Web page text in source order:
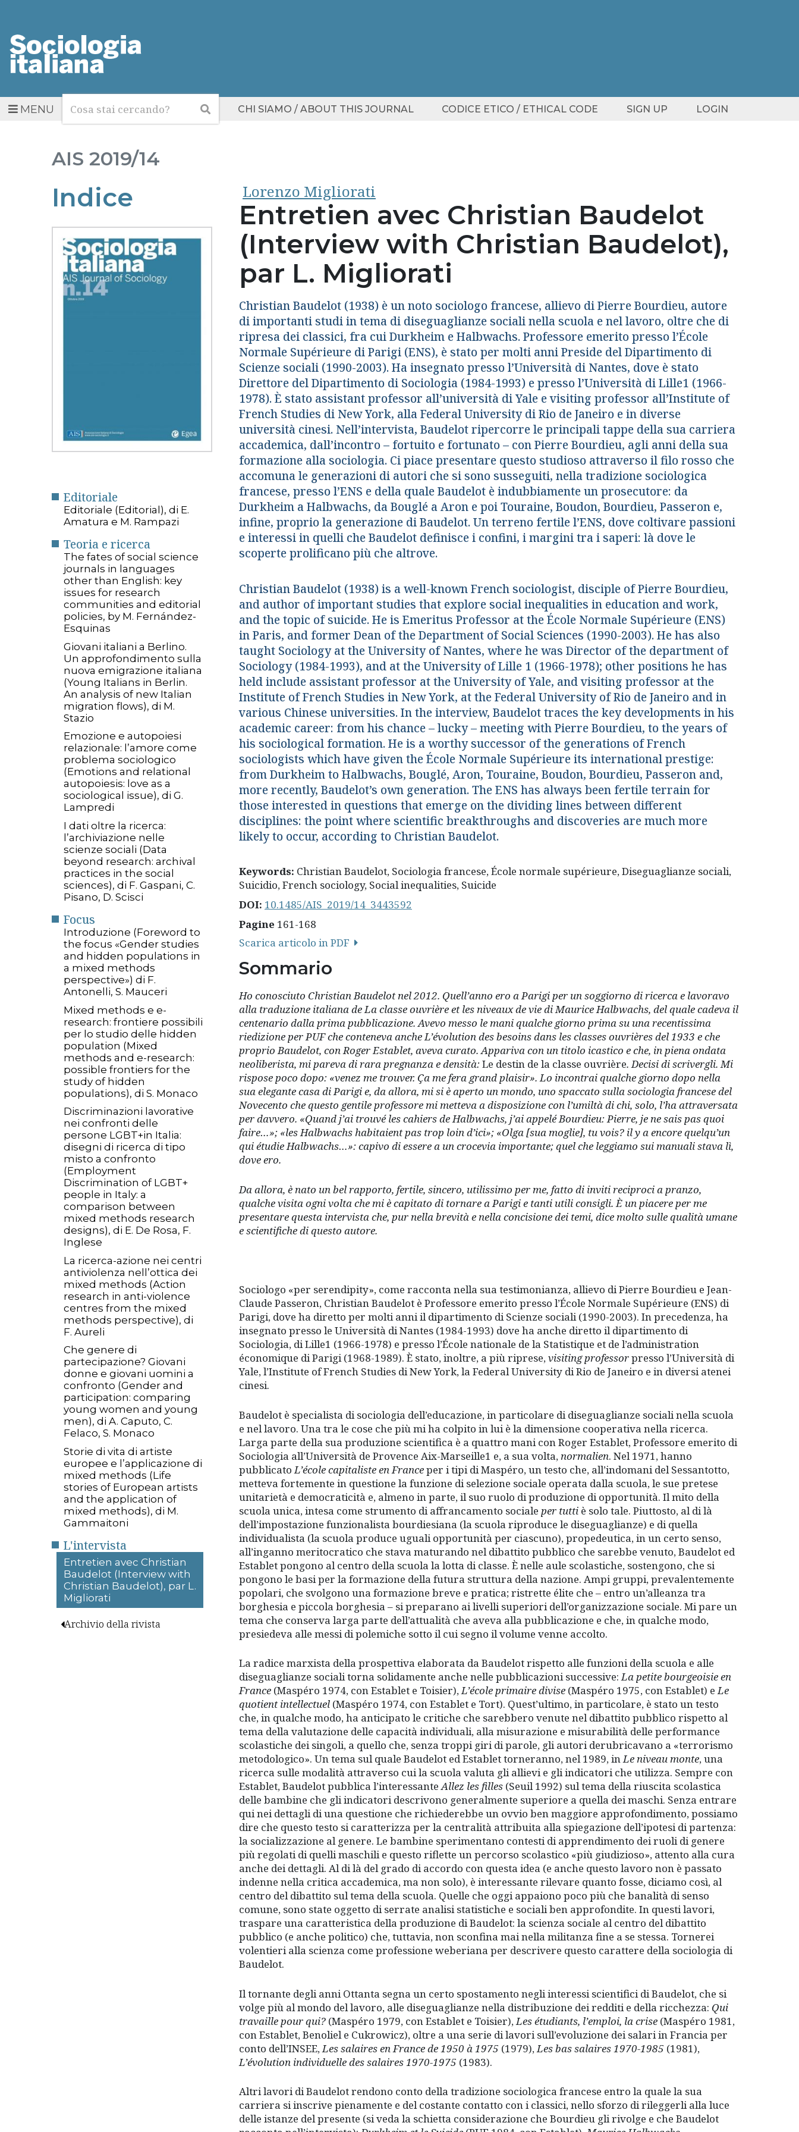
MENUCerca Cerca CHI SIAMO / ABOUT THIS JOURNAL CODICE ETICO / ETHICAL CODE SIGN UP LOGIN
AIS 2019/14
Indice
Editoriale
Editoriale (Editorial), di E.
Amatura e M. Rampazi
Teoria e ricerca
The fates of social science
journals in languages
other than English: key
issues for research
communities and editorial
policies, by M. Fernández-
Esquinas
Giovani italiani a Berlino.
Un approfondimento sulla
nuova emigrazione italiana
(Young Italians in Berlin.
An analysis of new Italian
migration flows), di M.
Stazio
Emozione e autopoiesi
relazionale: l’amore come
problema sociologico
(Emotions and relational
autopoiesis: love as a
sociological issue), di G.
Lampredi
I dati oltre la ricerca:
l’archiviazione nelle
scienze sociali (Data
beyond research: archival
practices in the social
sciences), di F. Gaspani, C.
Pisano, D. Scisci
Focus
Introduzione (Foreword to
the focus «Gender studies
and hidden populations in
a mixed methods
perspective») di F.
Antonelli, S. Mauceri
Mixed methods e e-
research: frontiere possibili
per lo studio delle hidden
population (Mixed
methods and e-research:
possible frontiers for the
study of hidden
populations), di S. Monaco
Discriminazioni lavorative
nei confronti delle
persone LGBT+in Italia:
disegni di ricerca di tipo
misto a confronto
(Employment
Discrimination of LGBT+
people in Italy: a
comparison between
mixed methods research
designs), di E. De Rosa, F.
Inglese
La ricerca-azione nei centri
antiviolenza nell’ottica dei
mixed methods (Action
research in anti-violence
centres from the mixed
methods perspective), di
F. Aureli
Che genere di
partecipazione? Giovani
donne e giovani uomini a
confronto (Gender and
participation: comparing
young women and young
men), di A. Caputo, C.
Felaco, S. Monaco
Storie di vita di artiste
europee e l’applicazione di
mixed methods (Life
stories of European artists
and the application of
mixed methods), di M.
Gammaitoni
L'intervista
Entretien avec Christian
Baudelot (Interview with
Christian Baudelot), par L.
Migliorati
Archivio della rivista
Lorenzo Migliorati
Entretien avec Christian Baudelot
(Interview with Christian Baudelot),
par L. Migliorati
Christian Baudelot (1938) è un noto sociologo francese, allievo di Pierre Bourdieu, autore
di importanti studi in tema di diseguaglianze sociali nella scuola e nel lavoro, oltre che di
ripresa dei classici, fra cui Durkheim e Halbwachs. Professore emerito presso l’École
Normale Supérieure di Parigi (ENS), è stato per molti anni Preside del Dipartimento di
Scienze sociali (1990-2003). Ha insegnato presso l’Università di Nantes, dove è stato
Direttore del Dipartimento di Sociologia (1984-1993) e presso l’Università di Lille1 (1966-
1978). È stato assistant professor all’università di Yale e visiting professor all’Institute of
French Studies di New York, alla Federal University di Rio de Janeiro e in diverse
università cinesi. Nell’intervista, Baudelot ripercorre le principali tappe della sua carriera
accademica, dall’incontro – fortuito e fortunato – con Pierre Bourdieu, agli anni della sua
formazione alla sociologia. Ci piace presentare questo studioso attraverso il filo rosso che
accomuna le generazioni di autori che si sono susseguiti, nella tradizione sociologica
francese, presso l’ENS e della quale Baudelot è indubbiamente un prosecutore: da
Durkheim a Halbwachs, da Bouglé a Aron e poi Touraine, Boudon, Bourdieu, Passeron e,
infine, proprio la generazione di Baudelot. Un terreno fertile l’ENS, dove coltivare passioni
e interessi in quelli che Baudelot definisce i confini, i margini tra i saperi: là dove le
scoperte prolificano più che altrove.
Christian Baudelot (1938) is a well-known French sociologist, disciple of Pierre Bourdieu,
and author of important studies that explore social inequalities in education and work,
and the topic of suicide. He is Emeritus Professor at the École Normale Supérieure (ENS)
in Paris, and former Dean of the Department of Social Sciences (1990-2003). He has also
taught Sociology at the University of Nantes, where he was Director of the department of
Sociology (1984-1993), and at the University of Lille 1 (1966-1978); other positions he has
held include assistant professor at the University of Yale, and visiting professor at the
Institute of French Studies in New York, at the Federal University of Rio de Janeiro and in
various Chinese universities. In the interview, Baudelot traces the key developments in his
academic career: from his chance – lucky – meeting with Pierre Bourdieu, to the years of
his sociological formation. He is a worthy successor of the generations of French
sociologists which have given the École Normale Supérieure its international prestige:
from Durkheim to Halbwachs, Bouglé, Aron, Touraine, Boudon, Bourdieu, Passeron and,
more recently, Baudelot’s own generation. The ENS has always been fertile terrain for
those interested in questions that emerge on the dividing lines between different
disciplines: the point where scientific breakthroughs and discoveries are much more
likely to occur, according to Christian Baudelot.
Keywords: Christian Baudelot, Sociologia francese, École normale supérieure, Diseguaglianze sociali,
Suicidio, French sociology, Social inequalities, Suicide
DOI: 10.1485/AIS_2019/14_3443592
Pagine 161-168
Scarica articolo in PDF
Sommario
Ho conosciuto Christian Baudelot nel 2012. Quell’anno ero a Parigi per un soggiorno di ricerca e lavoravo
alla traduzione italiana de La classe ouvrière et les niveaux de vie di Maurice Halbwachs, del quale cadeva il
centenario dalla prima pubblicazione. Avevo messo le mani qualche giorno prima su una recentissima
riedizione per PUF che conteneva anche L’évolution des besoins dans les classes ouvrières del 1933 e che
proprio Baudelot, con Roger Establet, aveva curato. Appariva con un titolo icastico e che, in piena ondata
neoliberista, mi pareva di rara pregnanza e densità:Le destin de la classe ouvrière. Decisi di scrivergli. Mi
rispose poco dopo: «venez me trouver. Ça me fera grand plaisir». Lo incontrai qualche giorno dopo nella
sua elegante casa di Parigi e, da allora, mi si è aperto un mondo, uno spaccato sulla sociologia francese del
Novecento che questo gentile professore mi metteva a disposizione con l’umiltà di chi, solo, l’ha attraversata
per davvero. «Quand j’ai trouvé les cahiers de Halbwachs, j’ai appelé Bourdieu: Pierre, je ne sais pas quoi
faire…»; «les Halbwachs habitaient pas trop loin d’ici»; «Olga [sua moglie], tu vois? il y a encore quelqu’un
qui étudie Halbwachs…»: capivo di essere a un crocevia importante; quel che leggiamo sui manuali stava lì,
dove ero.
Da allora, è nato un bel rapporto, fertile, sincero, utilissimo per me, fatto di inviti reciproci a pranzo,
qualche visita ogni volta che mi è capitato di tornare a Parigi e tanti utili consigli. È un piacere per me
presentare questa intervista che, pur nella brevità e nella concisione dei temi, dice molto sulle qualità umane
e scientifiche di questo autore.
Sociologo «per serendipity», come racconta nella sua testimonianza, allievo di Pierre Bourdieu e Jean-
Claude Passeron, Christian Baudelot è Professore emerito presso l’École Normale Supérieure (ENS) di
Parigi, dove ha diretto per molti anni il dipartimento di Scienze sociali (1990-2003). In precedenza, ha
insegnato presso le Università di Nantes (1984-1993) dove ha anche diretto il dipartimento di
Sociologia, di Lille1 (1966-1978) e presso l’École nationale de la Statistique et de l’administration
économique di Parigi (1968-1989). È stato, inoltre, a più riprese,visiting professorpresso l’Università di
Yale, l’Institute of French Studies di New York, la Federal University di Rio de Janeiro e in diversi atenei
cinesi.
Baudelot è specialista di sociologia dell’educazione, in particolare di diseguaglianze sociali nella scuola
e nel lavoro. Una tra le cose che più mi ha colpito in lui è la dimensione cooperativa nella ricerca.
Larga parte della sua produzione scientifica è a quattro mani con Roger Establet, Professore emerito di
Sociologia all’Università de Provence Aix-Marseille1 e, a sua volta,normalien. Nel 1971, hanno
pubblicatoL’école capitaliste en Franceper i tipi di Maspéro, un testo che, all’indomani del Sessantotto,
metteva fortemente in questione la funzione di selezione sociale operata dalla scuola, le sue pretese
unitarietà e democraticità e, almeno in parte, il suo ruolo di produzione di opportunità. Il mito della
scuola unica, intesa come strumento di affrancamento sociale per tutti è solo tale. Piuttosto, al di là
dell’impostazione funzionalista bourdiesiana (la scuola riproduce le diseguaglianze) e di quella
individualista (la scuola produce uguali opportunità per ciascuno), propedeutica, in un certo senso,
all’inganno meritocratico che stava maturando nel dibattito pubblico che sarebbe venuto, Baudelot ed
Establet pongono al centro della scuola la lotta di classe. È nelle aule scolastiche, sostengono, che si
pongono le basi per la formazione della futura struttura della nazione. Ampi gruppi, prevalentemente
popolari, che svolgono una formazione breve e pratica; ristrette élite che – entro un’alleanza tra
borghesia e piccola borghesia – si preparano ai livelli superiori dell’organizzazione sociale. Mi pare un
tema che conserva larga parte dell’attualità che aveva alla pubblicazione e che, in qualche modo,
presiedeva alle messi di polemiche sotto il cui segno il volume venne accolto.
La radice marxista della prospettiva elaborata da Baudelot rispetto alle funzioni della scuola e alle
diseguaglianze sociali torna solidamente anche nelle pubblicazioni successive:La petite bourgeoisie en
France (Maspéro 1974, con Establet e Toisier),L’école primaire divise (Maspéro 1975, con Establet) eLe
quotient intellectuel (Maspéro 1974, con Establet e Tort). Quest’ultimo, in particolare, è stato un testo
che, in qualche modo, ha anticipato le critiche che sarebbero venute nel dibattito pubblico rispetto al
tema della valutazione delle capacità individuali, alla misurazione e misurabilità delle performance
scolastiche dei singoli, a quello che, senza troppi giri di parole, gli autori derubricavano a «terrorismo
metodologico». Un tema sul quale Baudelot ed Establet torneranno, nel 1989, inLe niveau monte, una
ricerca sulle modalità attraverso cui la scuola valuta gli allievi e gli indicatori che utilizza. Sempre con
Establet, Baudelot pubblica l’interessanteAllez les filles (Seuil 1992) sul tema della riuscita scolastica
delle bambine che gli indicatori descrivono generalmente superiore a quella dei maschi. Senza entrare
qui nei dettagli di una questione che richiederebbe un ovvio ben maggiore approfondimento, possiamo
dire che questo testo si caratterizza per la centralità attribuita alla spiegazione dell’ipotesi di partenza:
la socializzazione al genere. Le bambine sperimentano contesti di apprendimento dei ruoli di genere
più regolati di quelli maschili e questo riflette un percorso scolastico «più giudizioso», attento alla cura
anche dei dettagli. Al di là del grado di accordo con questa idea (e anche questo lavoro non è passato
indenne nella critica accademica, ma non solo), è interessante rilevare quanto fosse, diciamo così, al
centro del dibattito sul tema della scuola. Quelle che oggi appaiono poco più che banalità di senso
comune, sono state oggetto di serrate analisi statistiche e sociali ben approfondite. In questi lavori,
traspare una caratteristica della produzione di Baudelot: la scienza sociale al centro del dibattito
pubblico (e anche politico) che, tuttavia, non sconfina mai nella militanza fine a se stessa. Tornerei
volentieri alla scienza come professione weberiana per descrivere questo carattere della sociologia di
Baudelot.
Il tornante degli anni Ottanta segna un certo spostamento negli interessi scientifici di Baudelot, che si
volge più al mondo del lavoro, alle diseguaglianze nella distribuzione dei redditi e della ricchezza: Qui
travaille pour qui? (Maspéro 1979, con Establet e Toisier),Les étudiants, l’emploi, la crise (Maspéro 1981,
con Establet, Benoliel e Cukrowicz), oltre a una serie di lavori sull’evoluzione dei salari in Francia per
conto dell’INSEE,Les salaires en France de 1950 à 1975 (1979),Les bas salaires 1970-1985 (1981),
L’évolution individuelle des salaires 1970-1975 (1983).
Altri lavori di Baudelot rendono conto della tradizione sociologica francese entro la quale la sua
carriera si inscrive pienamente e del costante contatto con i classici, nello sforzo di rileggerli alla luce
delle istanze del presente (si veda la schietta considerazione che Bourdieu gli rivolge e che Baudelot